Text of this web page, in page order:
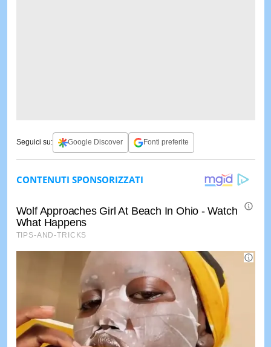
Seguici su: Google Discover Fonti preferite